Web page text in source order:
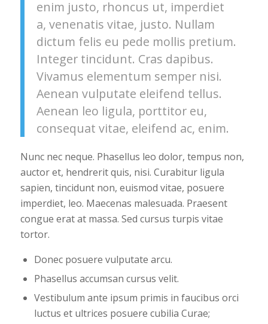
enim justo, rhoncus ut, imperdiet
a, venenatis vitae, justo. Nullam
dictum felis eu pede mollis pretium.
Integer tincidunt. Cras dapibus.
Vivamus elementum semper nisi.
Aenean vulputate eleifend tellus.
Aenean leo ligula, porttitor eu,
consequat vitae, eleifend ac, enim.
Nunc nec neque. Phasellus leo dolor, tempus non,
auctor et, hendrerit quis, nisi. Curabitur ligula
sapien, tincidunt non, euismod vitae, posuere
imperdiet, leo. Maecenas malesuada. Praesent
congue erat at massa. Sed cursus turpis vitae
tortor.
Donec posuere vulputate arcu.
Phasellus accumsan cursus velit.
Vestibulum ante ipsum primis in faucibus orci
luctus et ultrices posuere cubilia Curae;